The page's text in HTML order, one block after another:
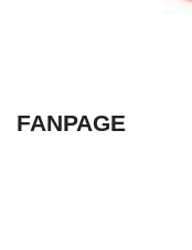
FANPAGE